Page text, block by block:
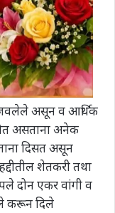
असून व आर्थिक
असताना अनेक
दिसत असून
शेतकरी तथा
दोन एकर वांगी व
करून दिले